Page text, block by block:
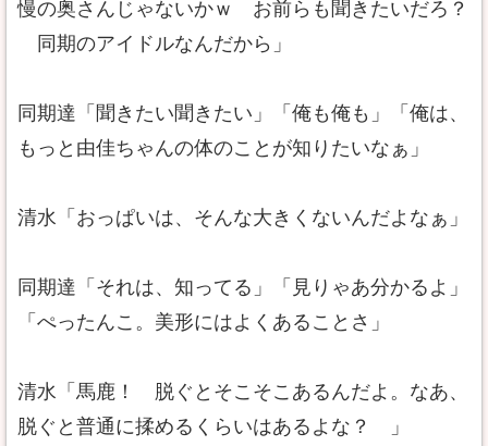
慢の奥さんじゃないかｗ お前らも聞きたいだろ？
同期のアイドルなんだから」
同期達「聞きたい聞きたい」「俺も俺も」「俺は、
もっと由佳ちゃんの体のことが知りたいなぁ」
清水「おっぱいは、そんな大きくないんだよなぁ」
同期達「それは、知ってる」「見りゃあ分かるよ」
「ぺったんこ。美形にはよくあることさ」
清水「馬鹿！ 脱ぐとそこそこあるんだよ。なあ、
脱ぐと普通に揉めるくらいはあるよな？ 」